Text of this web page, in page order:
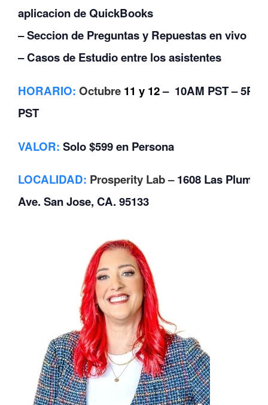
aplicacion de QuickBooks
– Seccion de Preguntas y Repuestas en vivo
– Casos de Estudio entre los asistentes
HORARIO: Octubre 11 y 12– 10AM PST – 5PM
PST
VALOR: Solo $599 en Persona
LOCALIDAD: Prosperity Lab –1608 Las Plumas
Ave. San Jose, CA. 95133